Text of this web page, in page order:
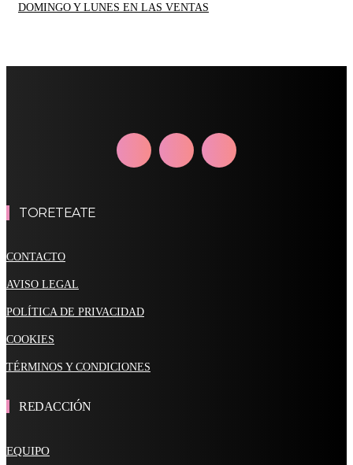
DOMINGO Y LUNES EN LAS VENTAS
TORETEATE
CONTACTO
AVISO LEGAL
POLÍTICA DE PRIVACIDAD
COOKIES
TÉRMINOS Y CONDICIONES
REDACCIÓN
EQUIPO